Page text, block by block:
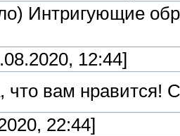
Интригующие
12:44]
что вам нравится!
22:44]